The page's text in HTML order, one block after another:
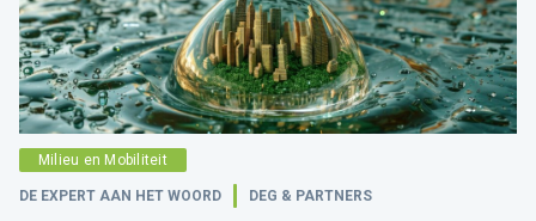
Milieu en Mobiliteit
DE EXPERT AAN HET WOORD DEG & PARTNERS